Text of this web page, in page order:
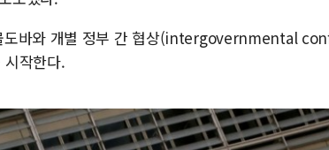
도바와 개별 정부 간 협상(intergovernmental
작한다.